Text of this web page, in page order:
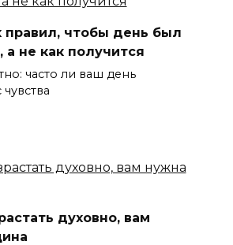
правил, чтобы день был
не как получится
часто ли ваш день
чувства
духовно, вам